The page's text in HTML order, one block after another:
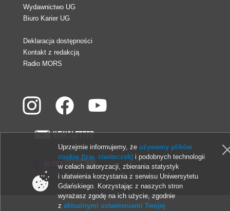
Wydawnictwo UG
Biuro Karier UG
Deklaracja dostępności
Kontakt z redakcją
Radio MORS
© 2013-2026 Uniwersytet Gdański
Uprzejmie informujemy, że używamy plików
cookie (tzw. ciasteczek) i podobnych technologii
w celach autoryzacji, zbierania statystyk
i ułatwienia korzystania z serwisu Uniwersytetu
Gdańskiego. Korzystając z naszych stron
wyrażasz zgodę na ich użycie, zgodnie
zaktualnymi ustawieniami Twojej